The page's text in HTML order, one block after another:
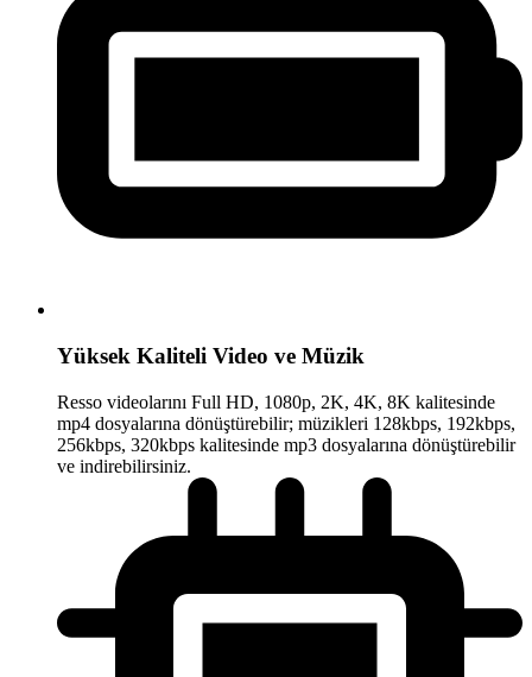
Yüksek Kaliteli Video ve Müzik
Resso videolarını Full HD, 1080p, 2K, 4K, 8K kalitesinde
mp4 dosyalarına dönüştürebilir; müzikleri 128kbps, 192kbps,
256kbps, 320kbps kalitesinde mp3 dosyalarına dönüştürebilir
ve indirebilirsiniz.